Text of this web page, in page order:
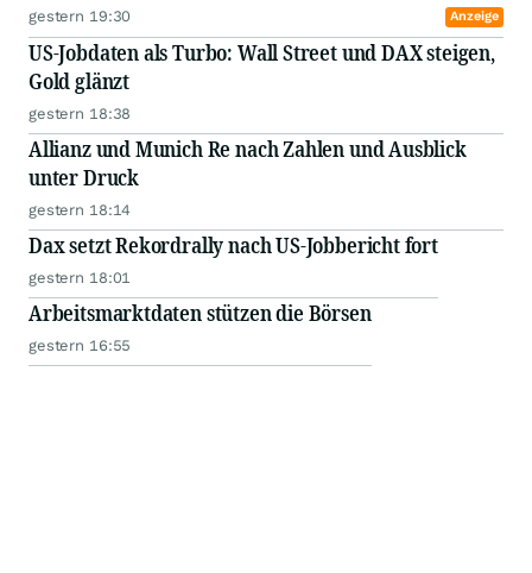
gestern 19:30 Anzeige
US-Jobdaten als Turbo: Wall Street und DAX steigen,
Gold glänzt
gestern 18:38
Allianz und Munich Re nach Zahlen und Ausblick
unter Druck
gestern 18:14
Dax setzt Rekordrally nach US-Jobbericht fort
gestern 18:01
Arbeitsmarktdaten stützen die Börsen
gestern 16:55